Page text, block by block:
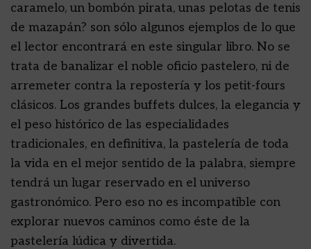
caramelo, un bombón pirata, unas pelotas de tenis
de mazapán? son sólo algunos ejemplos de lo que
el lector encontrará en este singular libro. No se
trata de banalizar el noble oficio pastelero, ni de
arremeter contra la repostería y los petit-fours
clásicos. Los grandes buffets dulces, la elegancia y
el peso histórico de las especialidades
tradicionales, en definitiva, la pastelería de toda
la vida en el mejor sentido de la palabra, siempre
tendrá un lugar reservado en el universo
gastronómico. Pero eso no es incompatible con
explorar nuevos caminos como éste de la
pastelería lúdica y divertida.